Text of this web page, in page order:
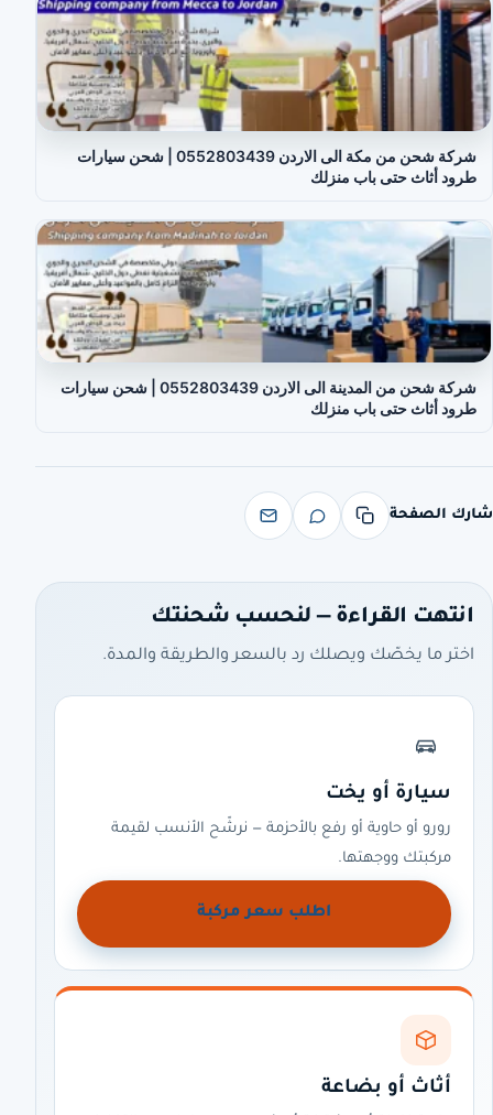
شركة شحن من مكة الى الاردن 0552803439 | شحن سيارات
طرود أثاث حتى باب منزلك
شركة شحن من المدينة الى الاردن 0552803439 | شحن سيارات
طرود أثاث حتى باب منزلك
شارك الصفحة
انتهت القراءة — لنحسب شحنتك
اختر ما يخصّك ويصلك رد بالسعر والطريقة والمدة.
سيارة أو يخت
رورو أو حاوية أو رفع بالأحزمة — نرشّح الأنسب لقيمة
مركبتك ووجهتها.
اطلب سعر مركبة
أثاث أو بضاعة